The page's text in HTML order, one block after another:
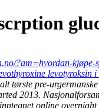
?am=hvordan-
levotyroksin i
tørste pre-
2013.
online